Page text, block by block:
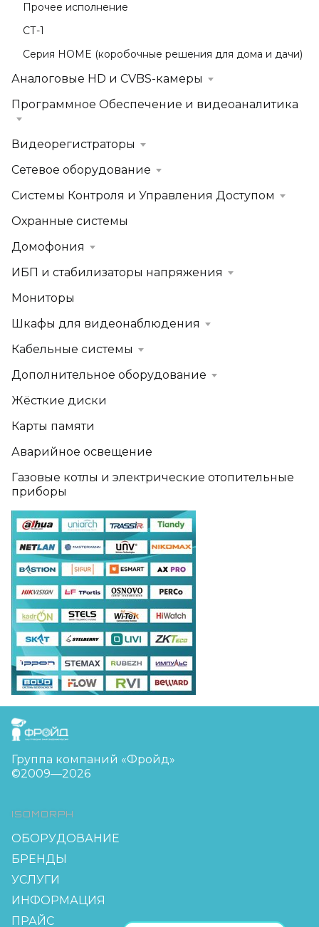
Прочее исполнение
СТ-1
Серия HOME (коробочные решения для дома и дачи)
Аналоговые HD и CVBS-камеры
Программное Обеспечение и видеоаналитика
Видеорегистраторы
Сетевое оборудование
Системы Контроля и Управления Доступом
Охранные системы
Домофония
ИБП и стабилизаторы напряжения
Мониторы
Шкафы для видеонаблюдения
Кабельные системы
Дополнительное оборудование
Жёсткие диски
Карты памяти
Аварийное освещение
Газовые котлы и электрические отопительные
приборы
FreudGroup
Группа компаний «Фройд»
©2009—2026
ISOMORPH
ОБОРУДОВАНИЕ
БРЕНДЫ
УСЛУГИ
ИНФОРМАЦИЯ
ПРАЙС